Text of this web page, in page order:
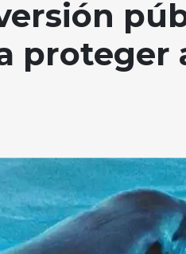
proteger